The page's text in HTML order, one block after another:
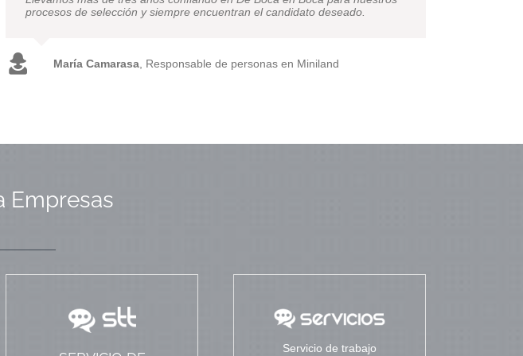
de empleo. Siempre que buscamos candidatos contamos con ellos. Nunca
procesos de selección y siempre encuentran el candidato deseado.
María Camarasa, Responsable de personas en Miniland
Empresas
Servicio de trabajo